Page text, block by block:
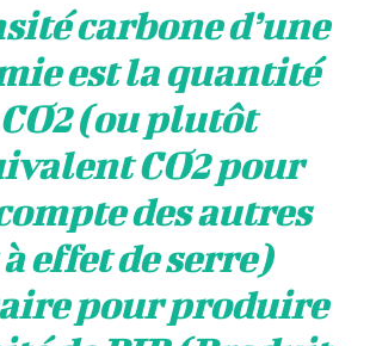
carbone d’une
est la quantité
(ou plutôt
CO2pour
des autres
effet de serre)
pour produire